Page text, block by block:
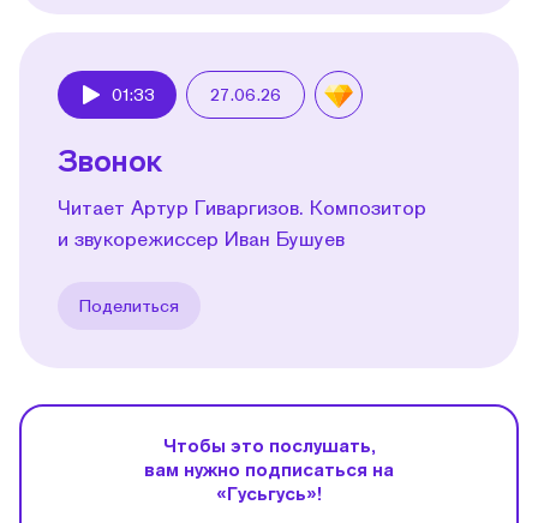
01:33 27.06.26
Звонок
Читает Артур Гиваргизов. Композитор
и звукорежиссер Иван Бушуев
Поделиться
Чтобы это послушать,
вам нужно подписаться на
«Гусьгусь»!